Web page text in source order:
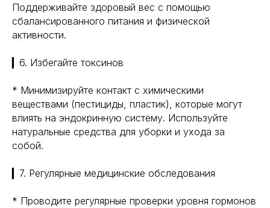
Поддерживайте здоровый вес с помощью
сбалансированного питания и физической
активности.
▎6. Избегайте токсинов
* Минимизируйте контакт с химическими
веществами (пестициды, пластик), которые могут
влиять на эндокринную систему. Используйте
натуральные средства для уборки и ухода за
собой.
▎7. Регулярные медицинские обследования
* Проводите регулярные проверки уровня гормонов
©2025. All rights
reserved
Политика конфиденциальности